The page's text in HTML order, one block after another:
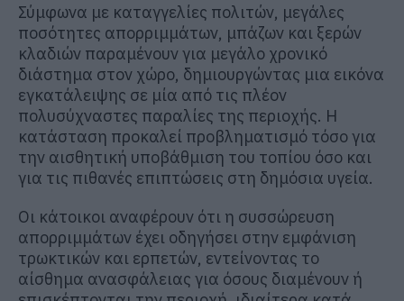
Σύμφωνα με καταγγελίες πολιτών, μεγάλες
ποσότητες απορριμμάτων, μπάζων και ξερών
κλαδιών παραμένουν για μεγάλο χρονικό
διάστημα στον χώρο, δημιουργώντας μια εικόνα
εγκατάλειψης σε μία από τις πλέον
πολυσύχναστες παραλίες της περιοχής. Η
κατάσταση προκαλεί προβληματισμό τόσο για
την αισθητική υποβάθμιση του τοπίου όσο και
για τις πιθανές επιπτώσεις στη δημόσια υγεία.
Οι κάτοικοι αναφέρουν ότι η συσσώρευση
απορριμμάτων έχει οδηγήσει στην εμφάνιση
τρωκτικών και ερπετών, εντείνοντας το
αίσθημα ανασφάλειας για όσους διαμένουν ή